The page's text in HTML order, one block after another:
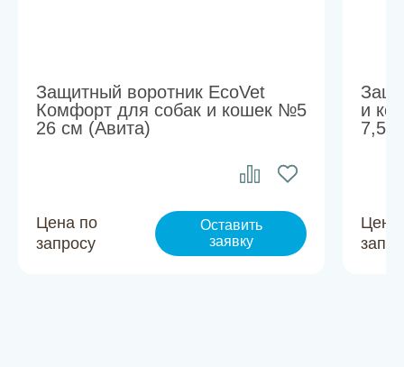
Защитный воротник EcoVet
Комфорт для собак и кошек №5
26 см (Авита)
Цена по
запросу
Оставить
заявку
и
7,5
Цена